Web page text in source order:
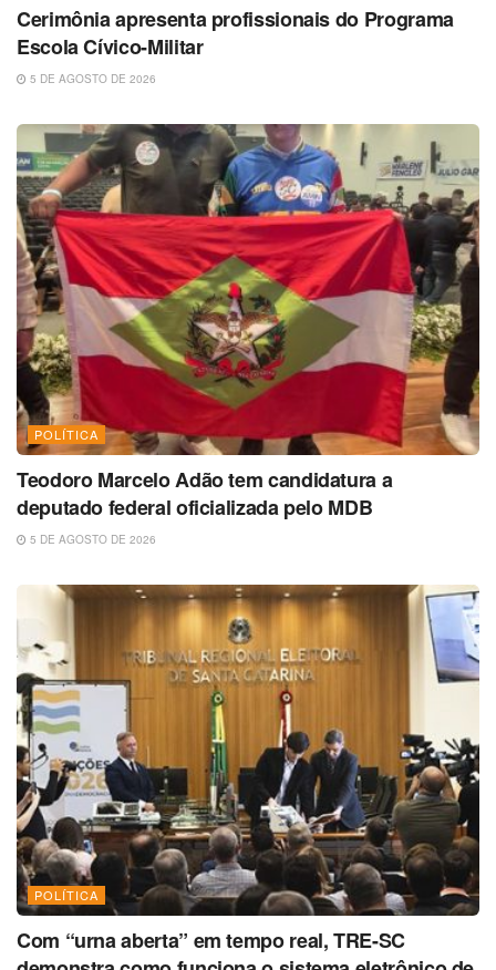
Cerimônia apresenta profissionais do Programa
Escola Cívico-Militar
5 DE AGOSTO DE 2026
POLÍTICA
Teodoro Marcelo Adão tem candidatura a
deputado federal oficializada pelo MDB
5 DE AGOSTO DE 2026
POLÍTICA
Com “urna aberta” em tempo real, TRE-SC